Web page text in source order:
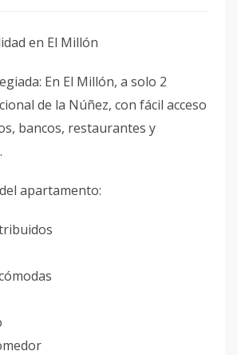
en El Millón
En El Millón, a solo 2
de la Núñez, con fácil acceso
bancos, restaurantes y
apartamento: